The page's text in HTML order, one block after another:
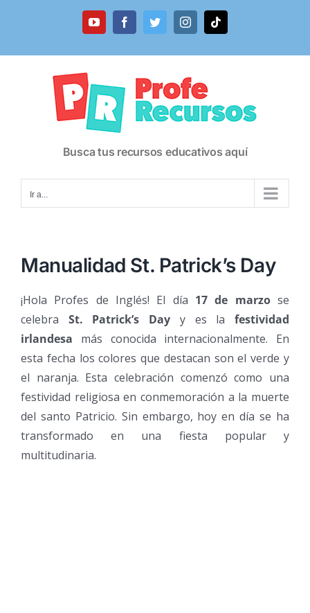
YouTubeFacebookTwitterInstagramTiktok
Busca tus recursos educativos aquí
Ir a...
Manualidad St. Patrick’s Day
¡Hola Profes de Inglés! El día 17 de marzose
celebra St. Patrick’s Day y es lafestividad
irlandesa más conocida internacionalmente. En
esta fecha los colores que destacan son el verde y
el naranja. Esta celebración comenzó como una
festividad religiosa en conmemoración a la muerte
del santo Patricio. Sin embargo, hoy en día se ha
transformado en una fiesta popular y
multitudinaria.